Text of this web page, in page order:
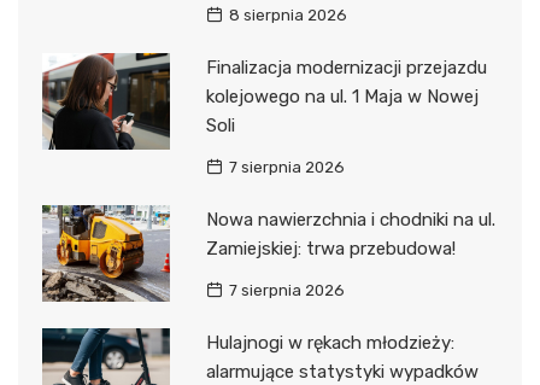
8 sierpnia 2026
Finalizacja modernizacji przejazdu
kolejowego na ul. 1 Maja w Nowej
Soli
7 sierpnia 2026
Nowa nawierzchnia i chodniki na ul.
Zamiejskiej: trwa przebudowa!
7 sierpnia 2026
Hulajnogi w rękach młodzieży:
alarmujące statystyki wypadków